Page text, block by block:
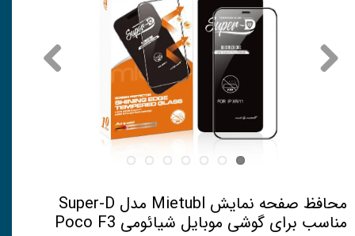
محافظ صفحه نمایش Mietubl مدل Super-D
مناسب برای گوشی موبایل شیائومی Poco F3